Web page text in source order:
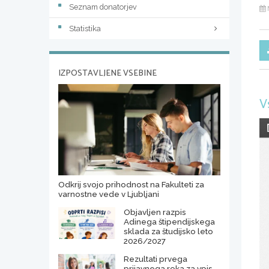
Seznam donatorjev
Statistika
IZPOSTAVLJENE VSEBINE
Odkrij svojo prihodnost na Fakulteti za
varnostne vede v Ljubljani
Objavljen razpis
Adinega štipendijskega
sklada za študijsko leto
2026/2027
Rezultati prvega